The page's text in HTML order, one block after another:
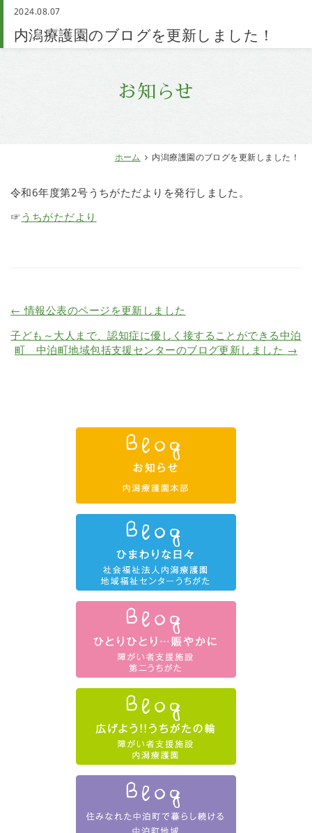
お知らせ
ホーム 内潟療護園のブログを更新しました！
2024.08.07
内潟療護園のブログを更新しました！
令和6年度第2号うちがただよりを発行しました。
☞うちがただより
← 情報公表のページを更新しました
子ども～大人まで、認知症に優しく接することができる中泊
町 中泊町地域包括支援センターのブログ更新しました →